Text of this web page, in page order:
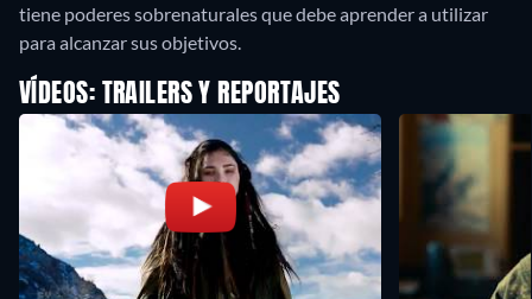
tiene poderes sobrenaturales que debe aprender a utilizar
para alcanzar sus objetivos.
VÍDEOS: TRAILERS Y REPORTAJES